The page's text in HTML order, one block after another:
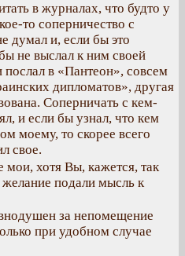
в журналах, что будто у
то соперничество с
думал и, если бы это
не выслал к ним своей
в «Пантеон», совсем
дипломатов», другая
Соперничать с кем-
и если бы узнал, что кем
моему, то скорее всего
свое.
мои, хотя Вы, кажется, так
подали мысль к
за непомещение
при удобном случае